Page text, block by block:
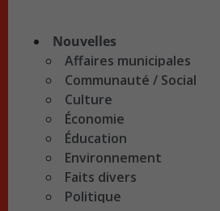
Nouvelles
Affaires municipales
Communauté / Social
Culture
Économie
Éducation
Environnement
Faits divers
Politique